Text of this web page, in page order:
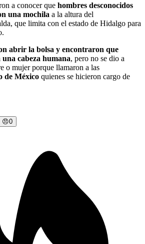
a conocer que hombres desconocidos
una mochila a la altura del
que limita con el estado de Hidalgo para
abrir la bolsa y encontraron que
cabeza humana, pero no se dio a
o mujer porque llamaron a las
de México quienes se hicieron cargo de
😠0